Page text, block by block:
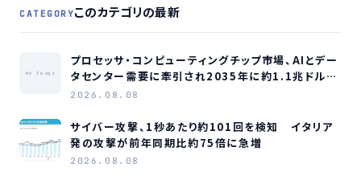
CATEGORYこのカテゴリの最新
No Image
プロセッサ・コンピューティングチップ市場、AIとデー
タセンター需要に牽引され2035年に約1.1兆ドル規
模へ成長か
2026.08.08
サイバー攻撃、1秒あたり約101回を検知 イタリア
発の攻撃が前年同期比約75倍に急増
2026.08.08